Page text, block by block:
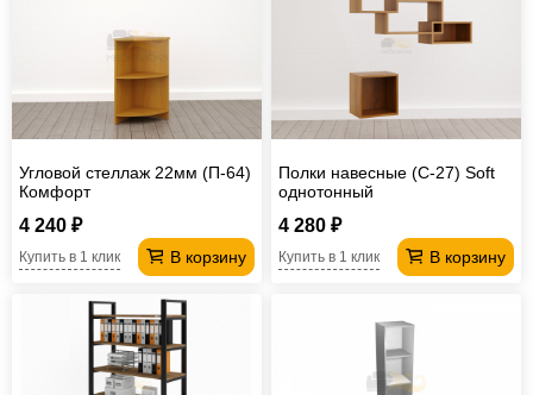
Угловой стеллаж 22мм (П-64)
Комфорт
4 240 ₽
В корзину
Купить в 1 клик
Полки навесные (С-27) Soft
однотонный
4 280 ₽
В корзину
Купить в 1 клик